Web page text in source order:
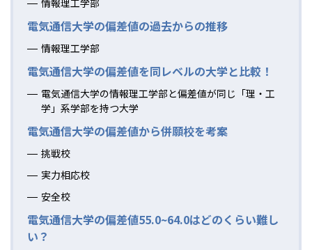
電気通信大学の偏差値の過去からの推移
情報理工学部
電気通信大学の偏差値を同レベルの大学と比較！
電気通信大学の情報理工学部と偏差値が同じ「理・工
学」系学部を持つ大学
電気通信大学の偏差値から併願校を考案
挑戦校
実力相応校
安全校
電気通信大学の偏差値55.0~64.0はどのくらい難し
い？